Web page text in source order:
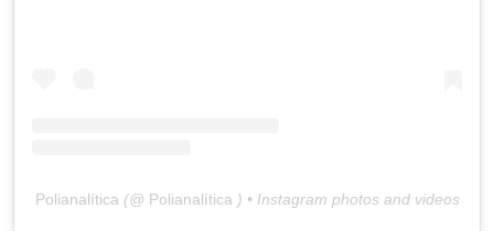
Polianalítica (@ Polianalítica ) • Instagram photos and videos